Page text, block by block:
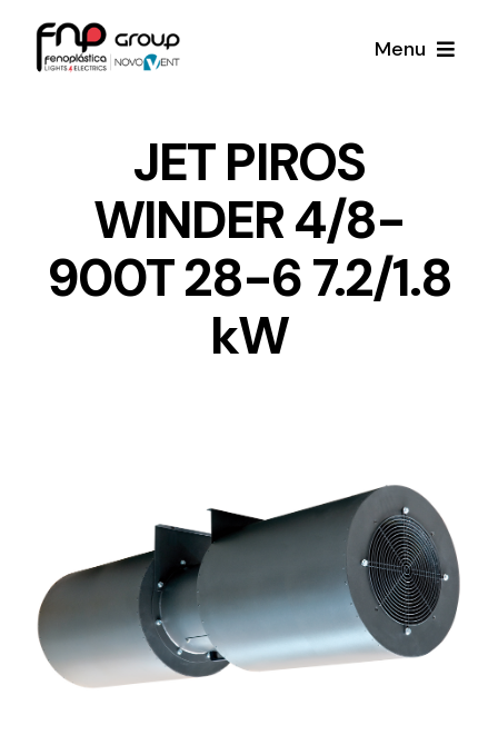
Menu
Iluminación y Material Eléctrico
Lighting and Electrical
Equipment
Complete solutions in lighting and electrical
material for each project and need
Noticias
Proyectos
Sobre Nosotros
JET PIROS
WINDER 4/8-
900T 28-6 7.2/1.8
kW